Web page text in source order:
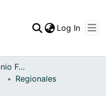
Statistics
Log In
Archivo del Patrimonio Fotográfico y Fílmico del Valle del Cauca
Regionales